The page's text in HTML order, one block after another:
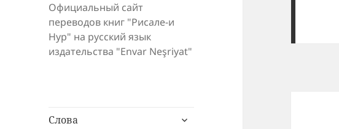
Официальный сайт
переводов книг "Рисале-и
Нур" на русский язык
издательства "Envar Neşriyat"
Слова
раскрыть